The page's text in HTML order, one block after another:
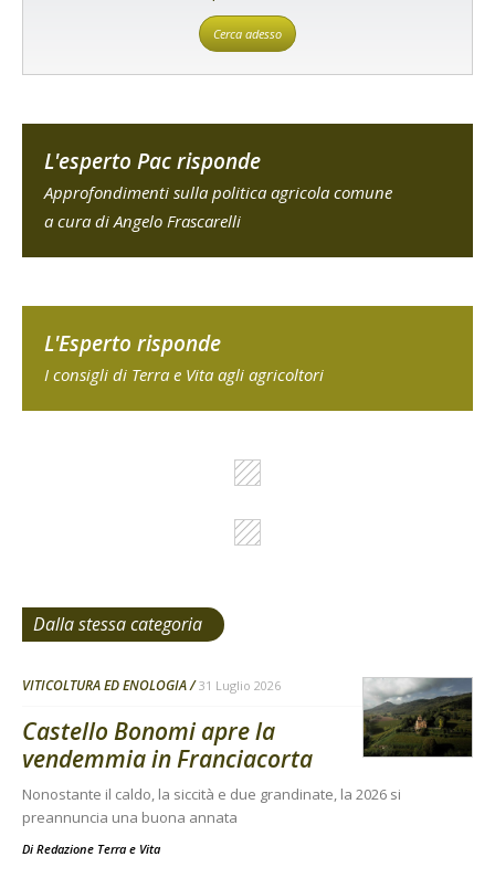
Cerca adesso
L'esperto Pac risponde
Approfondimenti sulla politica agricola comune
a cura di Angelo Frascarelli
L'Esperto risponde
I consigli di Terra e Vita agli agricoltori
Dalla stessa categoria
VITICOLTURA ED ENOLOGIA 31 Luglio 2026
Castello Bonomi apre la
vendemmia in Franciacorta
Nonostante il caldo, la siccità e due grandinate, la 2026 si
preannuncia una buona annata
Di Redazione Terra e Vita